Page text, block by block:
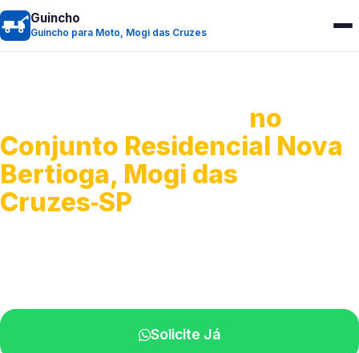
Guincho
Guincho para Moto, Mogi das Cruzes
no
Conjunto Residencial Nova
Bertioga, Mogi das
Cruzes‑SP
Solicite Já